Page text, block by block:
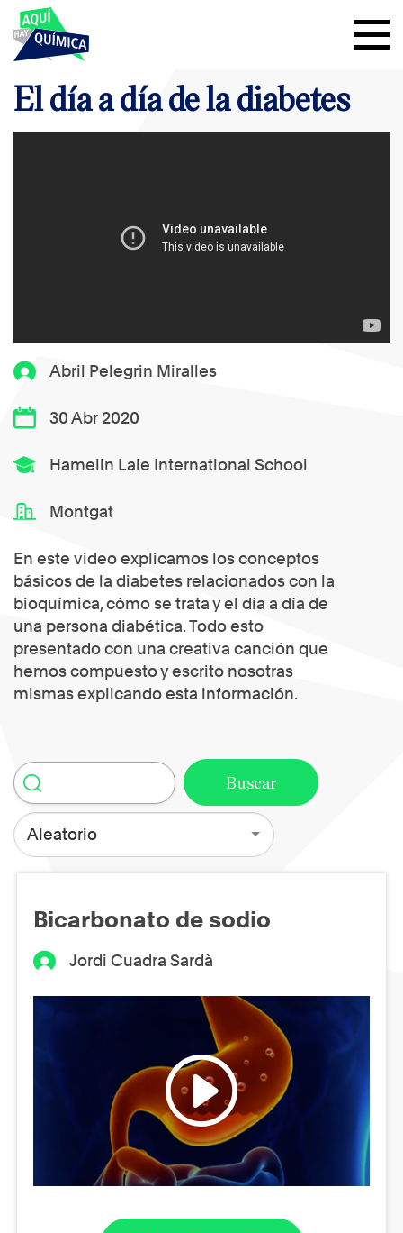
Abril Pelegrin Miralles
30 Abr 2020
Hamelin Laie International School
Montgat
En este video explicamos los conceptos
básicos de la diabetes relacionados con la
bioquímica, cómo se trata y el día a día de
una persona diabética. Todo esto
presentado con una creativa canción que
hemos compuesto y escrito nosotras
mismas explicando esta información.
El día a día de la diabetes
Aleatorio
Bicarbonato de sodio
Jordi Cuadra Sardà